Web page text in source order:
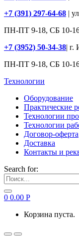
+7 (391) 297-64-68 |
ПН-ПТ 9-18, СБ 10-
+7 (3952) 50-34-38| г.
ПН-ПТ 9-18, СБ 10-
Технологии
Оборудование
Практические
Технологии
Технологии
Договор-оферта
Доставка
Контакты и
Search for:
0 0.00 Р
Корзина пуста.